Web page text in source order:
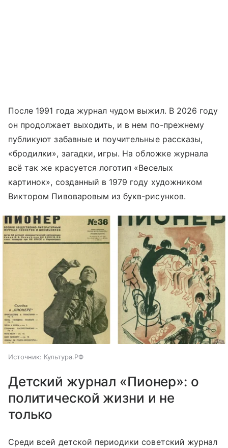
После 1991 года журнал чудом выжил. В 2026 году
он продолжает выходить, и в нем по-прежнему
публикуют забавные и поучительные рассказы,
«бродилки», загадки, игры. На обложке журнала
всё так же красуется логотип «Веселых
картинок», созданный в 1979 году художником
Виктором Пивоваровым из букв-рисунков.
Источник: Культура.РФ
Детский журнал «Пионер»: о
политической жизни и не
только
Среди всей детской периодики советский журнал